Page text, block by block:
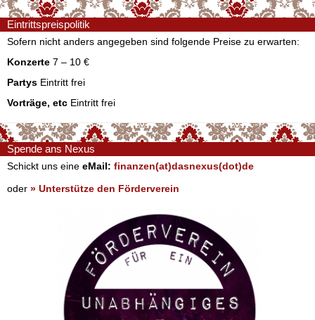
Eintrittspreispolitik
Sofern nicht anders angegeben sind folgende Preise zu erwarten:
Konzerte 7 – 10 €
Partys Eintritt frei
Vorträge, etc Eintritt frei
Spende ans Nexus
Schickt uns eine eMail: finanzen(at)dasnexus(dot)de
oder » Unterstütze den Förderverein